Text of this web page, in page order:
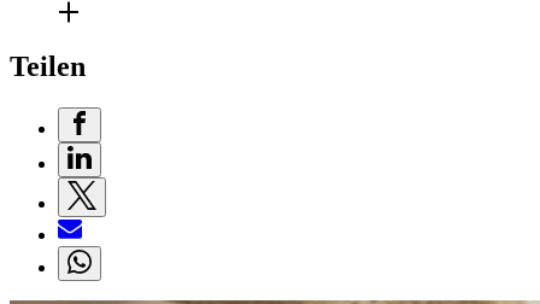
Teilen